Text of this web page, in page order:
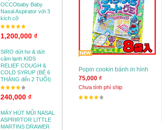
Popin cookin bánh in hình
75,000 ₫
Chưa tính phí ship
OCCObaby Baby
Nasal Aspirator với 3
kích cỡ
1,200,000 ₫
SIRO dứt ho & dứt
cảm lạnh KIDS
RELIEF COUGH &
COLD SYRUP (BÉ 6
THÁNG đến 2 TUỔI)
240,000 ₫
MÁY HÚT MŨI NASAL
ASPRIRTOR LITTLE
MARTINS DRAWER